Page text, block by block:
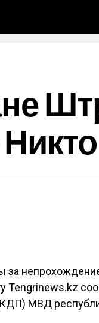
за
Tengrinews.kz
МВД